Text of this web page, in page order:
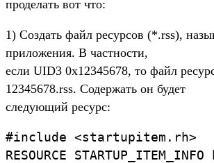
проделать вот что:
1) Создать файл ресурсов (*.rss),
приложения. В частности,
если UID3 0x12345678, то файл
12345678.rss. Содержать он будет
следующий ресурс:
#include <startupitem.rh>
RESOURCE